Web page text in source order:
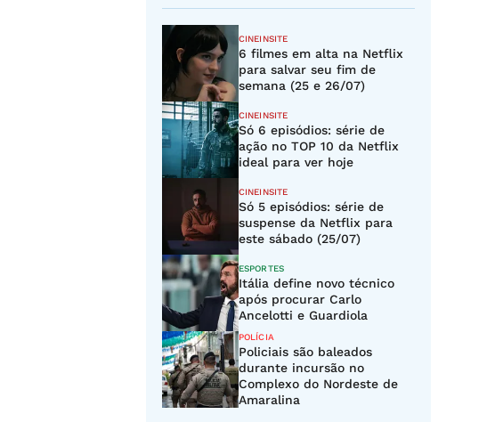
CINEINSITE
6 filmes em alta na Netflix
para salvar seu fim de
semana (25 e 26/07)
CINEINSITE
Só 6 episódios: série de
ação no TOP 10 da Netflix
ideal para ver hoje
CINEINSITE
Só 5 episódios: série de
suspense da Netflix para
este sábado (25/07)
ESPORTES
Itália define novo técnico
após procurar Carlo
Ancelotti e Guardiola
POLÍCIA
Policiais são baleados
durante incursão no
Complexo do Nordeste de
Amaralina